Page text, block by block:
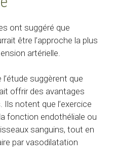
ont suggéré que
être l’approche la plus
artérielle.
suggèrent que
offrir des avantages
notent que l’exercice
fonction endothéliale ou
sanguins, tout en
par vasodilatation